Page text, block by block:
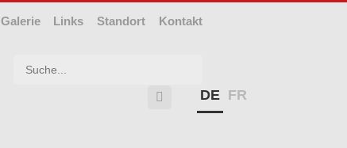
Galerie Links Standort Kontakt
DE FR
